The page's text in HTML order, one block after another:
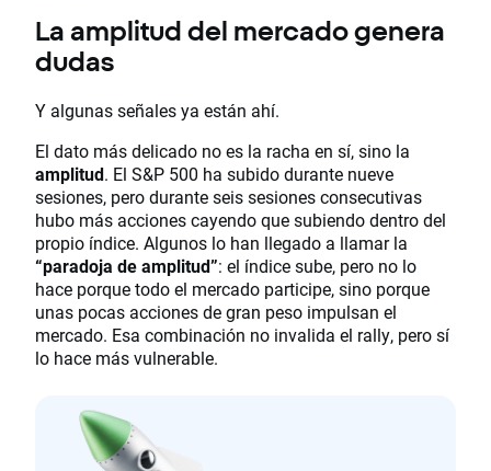
La amplitud del mercado genera
dudas
Y algunas señales ya están ahí.
El dato más delicado no es la racha en sí, sino la
amplitud. El S&P 500 ha subido durante nueve
sesiones, pero durante seis sesiones consecutivas
hubo más acciones cayendo que subiendo dentro del
propio índice. Algunos lo han llegado a llamar la
“paradoja de amplitud”: el índice sube, pero no lo
hace porque todo el mercado participe, sino porque
unas pocas acciones de gran peso impulsan el
mercado. Esa combinación no invalida el rally, pero sí
lo hace más vulnerable.